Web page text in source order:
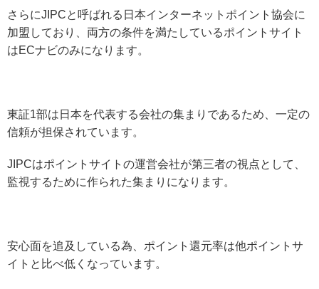
さらにJIPCと呼ばれる日本インターネットポイント協会に
加盟しており、両方の条件を満たしているポイントサイト
はECナビのみになります。
東証1部は日本を代表する会社の集まりであるため、一定の
信頼が担保されています。
JIPCはポイントサイトの運営会社が第三者の視点として、
監視するために作られた集まりになります。
安心面を追及している為、ポイント還元率は他ポイントサ
イトと比べ低くなっています。